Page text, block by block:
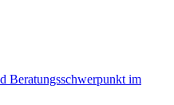
Beratungsschwerpunkt im